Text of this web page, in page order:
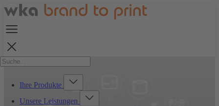
Ihre Produkte
Unsere Leistungen